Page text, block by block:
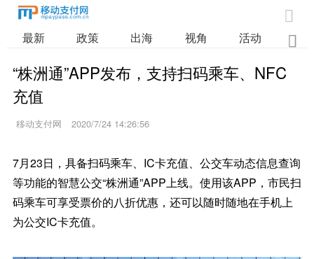

最新 政策 出海 视角 活动 业

“株洲通”APP发布，支持扫码乘车、NFC
充值
移动支付网 2020/7/24 14:26:56
7月23日，具备扫码乘车、IC卡充值、公交车动态信息查询
等功能的智慧公交“株洲通”APP上线。使用该APP，市民扫
码乘车可享受票价的八折优惠，还可以随时随地在手机上
为公交IC卡充值。